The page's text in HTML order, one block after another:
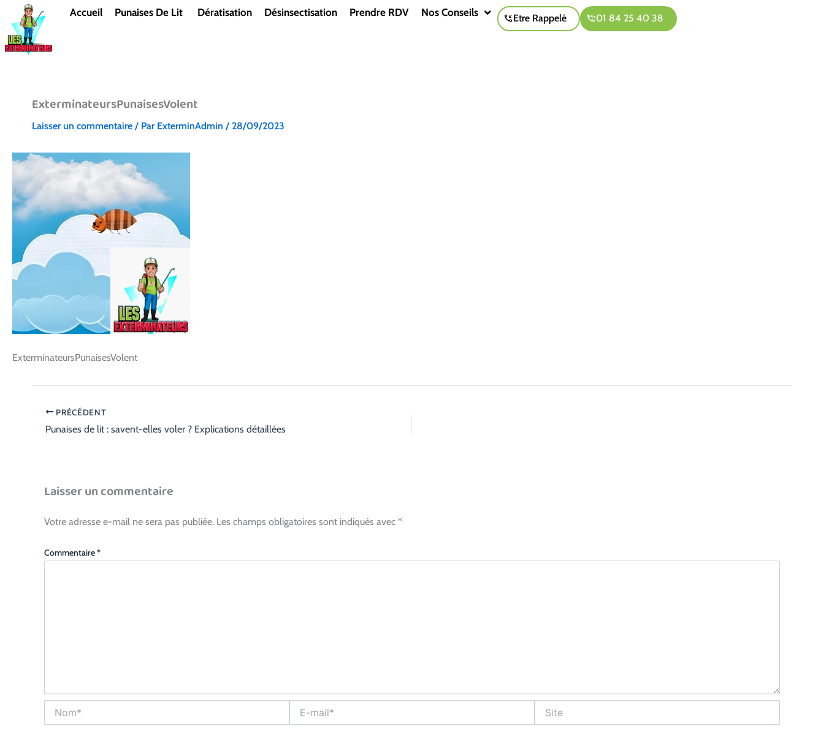
contenu
Accueil Punaises De Lit Dératisation Désinsectisation Prendre RDV Nos Conseils Etre Rappelé 01 84 25 40 38
ExterminateursPunaisesVolent
Laisser un commentaire / Par ExterminAdmin / 28/09/2023
ExterminateursPunaisesVolent
PRÉCÉDENT
Punaises de lit : savent-elles voler ? Explications détaillées
Laisser un commentaire
Votre adresse e-mail ne sera pas publiée. Les champs obligatoires sont indiqués avec *
Commentaire*
mail*